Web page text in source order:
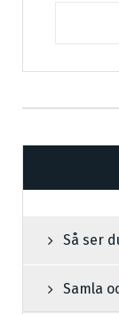
Så ser
Samla